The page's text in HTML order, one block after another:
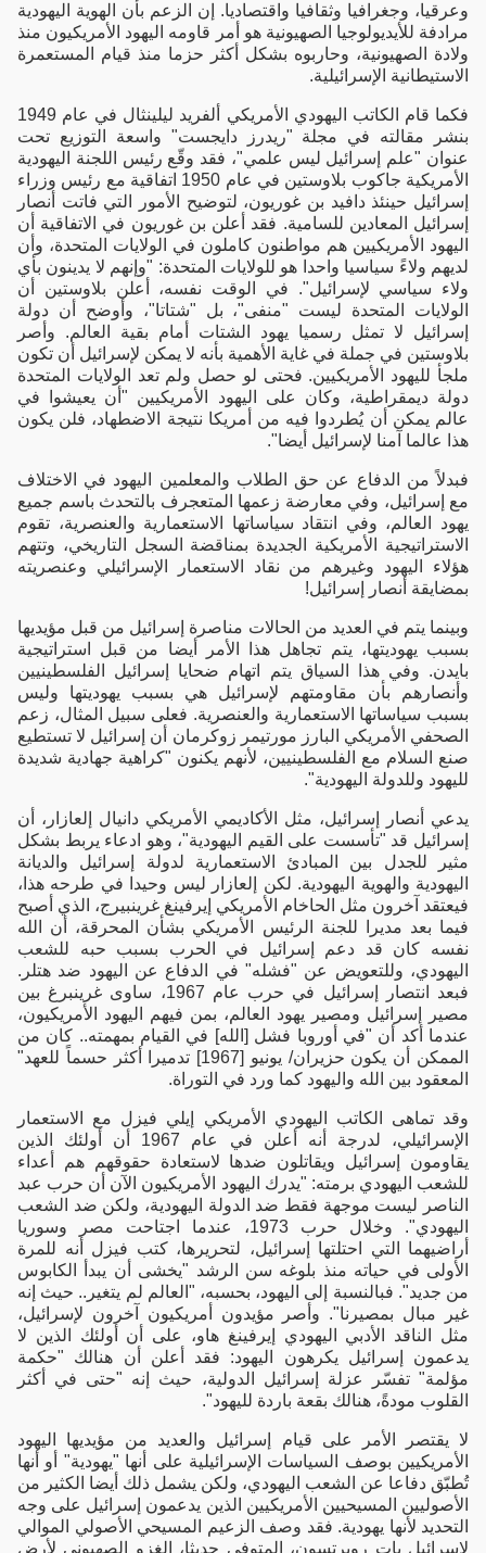
وعرقيا، وجغرافيا وثقافيا واقتصاديا. إن الزعم بأن الهوية اليهودية
مرادفة للأيديولوجيا الصهيونية هو أمر قاومه اليهود الأمريكيون منذ
ولادة الصهيونية، وحاربوه بشكل أكثر حزما منذ قيام المستعمرة
الاستيطانية الإسرائيلية.
فكما قام الكاتب اليهودي الأمريكي ألفريد ليلينثال في عام 1949
بنشر مقالته في مجلة "ريدرز دايجست" واسعة التوزيع تحت
عنوان "علم إسرائيل ليس علمي"، فقد وقّع رئيس اللجنة اليهودية
الأمريكية جاكوب بلاوستين في عام 1950 اتفاقية مع رئيس وزراء
إسرائيل حينئذ دافيد بن غوريون، لتوضيح الأمور التي فاتت أنصار
إسرائيل المعادين للسامية. فقد أعلن بن غوريون في الاتفاقية أن
اليهود الأمريكيين هم مواطنون كاملون في الولايات المتحدة، وأن
لديهم ولاءً سياسيا واحدا هو للولايات المتحدة: "وإنهم لا يدينون بأي
ولاء سياسي لإسرائيل". في الوقت نفسه، أعلن بلاوستين أن
الولايات المتحدة ليست "منفى"، بل "شتاتا"، وأوضح أن دولة
إسرائيل لا تمثل رسميا يهود الشتات أمام بقية العالم. وأصر
بلاوستين في جملة في غاية الأهمية بأنه لا يمكن لإسرائيل أن تكون
ملجأ لليهود الأمريكيين. فحتى لو حصل ولم تعد الولايات المتحدة
دولة ديمقراطية، وكان على اليهود الأمريكيين "أن يعيشوا في
عالم يمكن أن يُطردوا فيه من أمريكا نتيجة الاضطهاد، فلن يكون
هذا عالما آمنا لإسرائيل أيضا".
فبدلاً من الدفاع عن حق الطلاب والمعلمين اليهود في الاختلاف
مع إسرائيل، وفي معارضة زعمها المتعجرف بالتحدث باسم جميع
يهود العالم، وفي انتقاد سياساتها الاستعمارية والعنصرية، تقوم
الاستراتيجية الأمريكية الجديدة بمناقضة السجل التاريخي، وتتهم
هؤلاء اليهود وغيرهم من نقاد الاستعمار الإسرائيلي وعنصريته
بمضايقة أنصار إسرائيل!
وبينما يتم في العديد من الحالات مناصرة إسرائيل من قبل مؤيديها
بسبب يهوديتها، يتم تجاهل هذا الأمر أيضا من قبل استراتيجية
بايدن. وفي هذا السياق يتم اتهام ضحايا إسرائيل الفلسطينيين
وأنصارهم بأن مقاومتهم لإسرائيل هي بسبب يهوديتها وليس
بسبب سياساتها الاستعمارية والعنصرية. فعلى سبيل المثال، زعم
الصحفي الأمريكي البارز مورتيمر زوكرمان أن إسرائيل لا تستطيع
صنع السلام مع الفلسطينيين، لأنهم يكنون "كراهية جهادية شديدة
لليهود وللدولة اليهودية".
يدعي أنصار إسرائيل، مثل الأكاديمي الأمريكي دانيال إلعازار، أن
إسرائيل قد "تأسست على القيم اليهودية"، وهو ادعاء يربط بشكل
مثير للجدل بين المبادئ الاستعمارية لدولة إسرائيل والديانة
اليهودية والهوية اليهودية. لكن إلعازار ليس وحيدا في طرحه هذا،
فيعتقد آخرون مثل الحاخام الأمريكي إيرفينغ غرينبيرج، الذي أصبح
فيما بعد مديرا للجنة الرئيس الأمريكي بشأن المحرقة، أن الله
نفسه كان قد دعم إسرائيل في الحرب بسبب حبه للشعب
اليهودي، وللتعويض عن "فشله" في الدفاع عن اليهود ضد هتلر.
فبعد انتصار إسرائيل في حرب عام 1967، ساوى غرينبرغ بين
مصير إسرائيل ومصير يهود العالم، بمن فيهم اليهود الأمريكيون،
عندما أكد أن "في أوروبا فشل [الله] في القيام بمهمته.. كان من
الممكن أن يكون حزيران/ يونيو [1967] تدميرا أكثر حسماً للعهد"
المعقود بين الله واليهود كما ورد في التوراة.
وقد تماهى الكاتب اليهودي الأمريكي إيلي فيزل مع الاستعمار
الإسرائيلي، لدرجة أنه أعلن في عام 1967 أن أولئك الذين
يقاومون إسرائيل ويقاتلون ضدها لاستعادة حقوقهم هم أعداء
للشعب اليهودي برمته: "يدرك اليهود الأمريكيون الآن أن حرب عبد
الناصر ليست موجهة فقط ضد الدولة اليهودية، ولكن ضد الشعب
اليهودي". وخلال حرب 1973، عندما اجتاحت مصر وسوريا
أراضيهما التي احتلتها إسرائيل، لتحريرها، كتب فيزل أنه للمرة
الأولى في حياته منذ بلوغه سن الرشد "يخشى أن يبدأ الكابوس
من جديد". فبالنسبة إلى اليهود، بحسبه، "العالم لم يتغير.. حيث إنه
غير مبال بمصيرنا". وأصر مؤيدون أمريكيون آخرون لإسرائيل،
مثل الناقد الأدبي اليهودي إيرفينغ هاو، على أن أولئك الذين لا
يدعمون إسرائيل يكرهون اليهود: فقد أعلن أن هنالك "حكمة
مؤلمة" تفسّر عزلة إسرائيل الدولية، حيث إنه "حتى في أكثر
القلوب مودةً، هنالك بقعة باردة لليهود".
لا يقتصر الأمر على قيام إسرائيل والعديد من مؤيديها اليهود
الأمريكيين بوصف السياسات الإسرائيلية على أنها "يهودية" أو أنها
تُطبّق دفاعا عن الشعب اليهودي، ولكن يشمل ذلك أيضا الكثير من
الأصوليين المسيحيين الأمريكيين الذين يدعمون إسرائيل على وجه
التحديد لأنها يهودية. فقد وصف الزعيم المسيحي الأصولي الموالي
لإسرائيل بات روبرتسون، المتوفي حديثا، الغزو الصهيوني لأرض